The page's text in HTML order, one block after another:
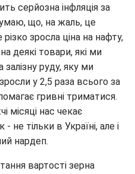
серйозна інфляція за
що, на жаль, це
зросла ціна на нафту,
деякі товари, які ми
руду, яку ми
у 2,5 раза всього за
гривні триматися.
місяці нас чекає
не тільки в Україні, але і
нардеп.
вартості зерна